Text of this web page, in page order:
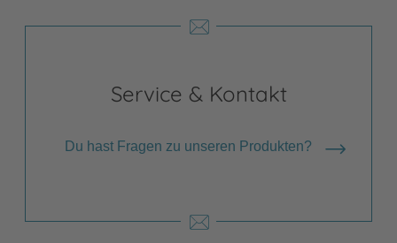
Service & Kontakt
Du hast Fragen zu unseren Produkten?